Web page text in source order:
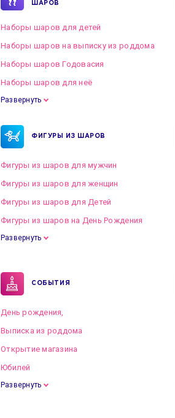
ШАРОВ
Наборы шаров для детей
Наборы шаров на выписку из роддома
Наборы шаров Годовасия
Наборы шаров для неё
Развернуть
ФИГУРЫ ИЗ ШАРОВ
Фигуры из шаров для мужчин
Фигуры из шаров для женщин
Фигуры из шаров для Детей
Фигуры из шаров на День Рождения
Развернуть
СОБЫТИЯ
День рождения,
Выписка из роддома
Открытие магазина
Юбилей
Развернуть